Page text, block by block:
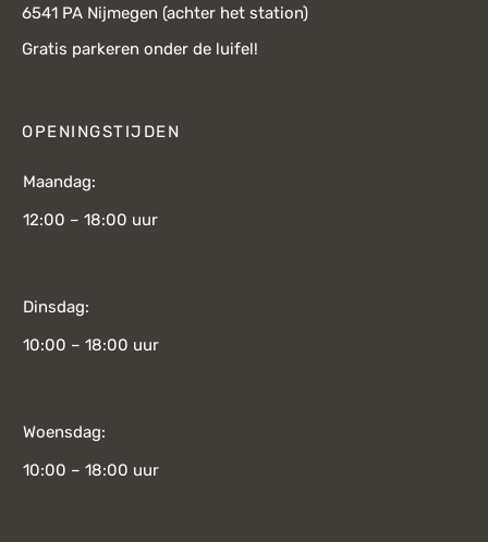
6541 PA Nijmegen (achter het station)
Gratis parkeren onder de luifel!
OPENINGSTIJDEN
Maandag:
12:00 – 18:00 uur
Dinsdag:
10:00 – 18:00 uur
Woensdag:
10:00 – 18:00 uur